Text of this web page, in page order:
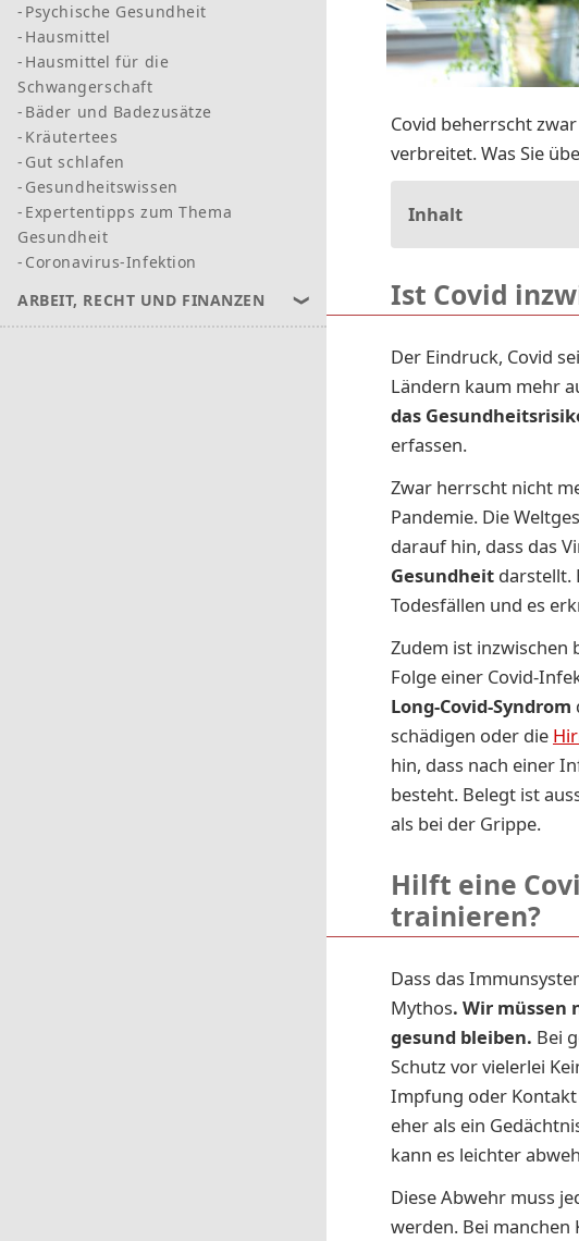
Psychische Gesundheit
Hausmittel
Hausmittel für die
Schwangerschaft
Bäder und Badezusätze
Kräutertees
Gut schlafen
Gesundheitswissen
Expertentipps zum Thema
Gesundheit
Coronavirus-Infektion
ARBEIT, RECHT UND FINANZEN
Covid beherrscht
verbreitet. Was Sie
Inhalt
Ist Covid
Der Eindruck, Covid
Ländern kaum mehr
das
erfassen.
Zwar herrscht nicht
Pandemie. Die
darauf hin, dass das
Gesundheit darstellt.
Todesfällen und es
Zudem ist inzwischen
Folge einer Covid-
Long-Covid-Syndrom
schädigen oder die
hin, dass nach einer
besteht. Belegt ist
als bei der Grippe.
Hilft eine
trainieren?
Dass das
Mythos. Wir müssen
gesund bleiben. Bei
Schutz vor vielerlei
Impfung oder
eher als ein
kann es leichter
Diese Abwehr muss
werden. Bei